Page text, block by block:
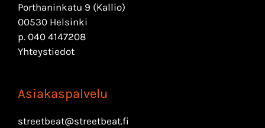
Porthaninkatu 9 (Kallio)
00530 Helsinki
p. 040 4147208
Yhteystiedot
Asiakaspalvelu
streetbeat@streetbeat.fi